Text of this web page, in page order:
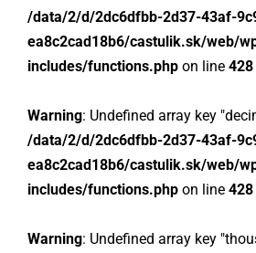
/data/2/d/2dc6dfbb-2d37-43af-
ea8c2cad18b6/castulik.sk/web/
includes/functions.php on line 428
Warning: Undefined array key
/data/2/d/2dc6dfbb-2d37-43af-
ea8c2cad18b6/castulik.sk/web/
includes/functions.php on line 428
Warning: Undefined array key